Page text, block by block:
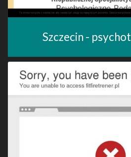
Szczecin -